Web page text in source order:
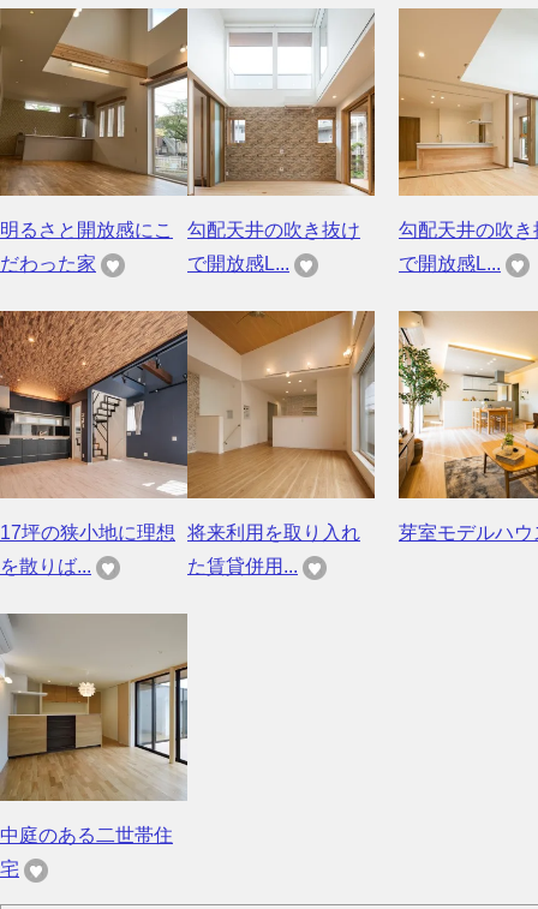
明るさと開放感にこ
だわった家
勾配天井の吹き抜け
で開放感L...
勾配天井の吹き
で開放感L...
17坪の狭小地に理想
を散りば...
将来利用を取り入れ
た賃貸併用...
芽室モデルハウ
中庭のある二世帯住
宅